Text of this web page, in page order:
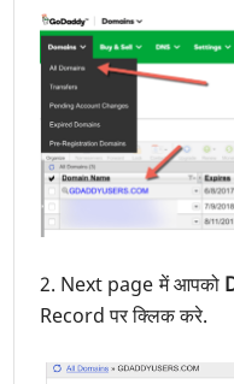
2. Next page में आपको
Record पर क्लिक करे.